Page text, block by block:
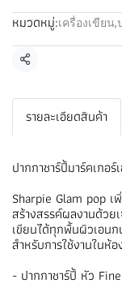
หมวดหมู่:เครื่องเขียน,
แชร์
รายละเอียดสินค้า
ปากกาชาร์ปี้มาร์คเกอ
Sharpie Glam pop
สร้างสรรค์ผลงานด้ว
เขียนได้ทุกพื้นผิวเอนก
สำหรับการใช้งานในห้
- ปากกาชาร์ปี้ หัว